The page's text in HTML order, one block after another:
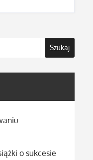
Szukaj
o sukcesie